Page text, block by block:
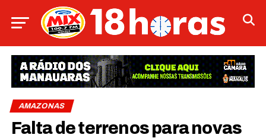
AMAZONAS
Falta de terrenos para novas